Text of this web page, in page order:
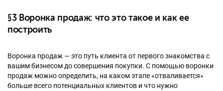
§3 Воронка продаж: что это такое и как ее
построить
Воронка продаж — это путь клиента от первого знакомства с
вашим бизнесом до совершения покупки. С помощью воронки
продаж можно определить, на каком этапе «отваливается»
больше всего потенциальных клиентов и что нужно